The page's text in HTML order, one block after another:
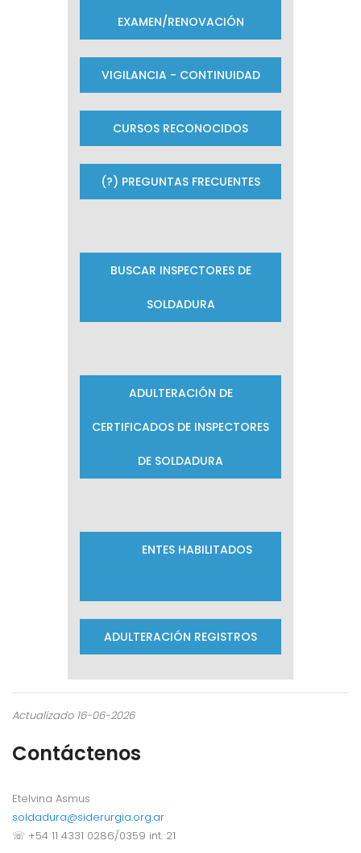
EXAMEN/RENOVACIÓN
VIGILANCIA - CONTINUIDAD
CURSOS RECONOCIDOS
(?) PREGUNTAS FRECUENTES
BUSCAR INSPECTORES DE
SOLDADURA
ADULTERACIÓN DE
CERTIFICADOS DE INSPECTORES
DE SOLDADURA
ENTES HABILITADOS
ADULTERACIÓN REGISTROS
Actualizado 16-06-2026
Contáctenos
Etelvina Asmus
soldadura@siderurgia.org.ar
☏ +54 11 4331 0286/0359 int. 21